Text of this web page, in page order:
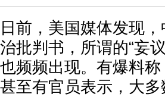
日前，美国媒体发现
治批判书，所谓的“妄
也频频出现。有爆料
甚至有官员表示，大